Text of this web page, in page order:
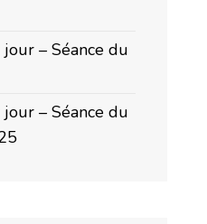
– Séance du
– Séance du